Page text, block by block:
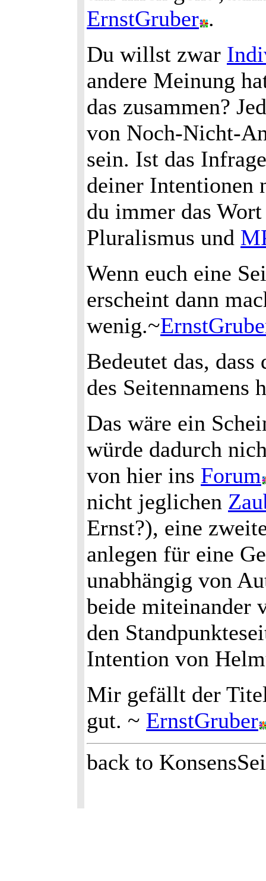
ErnstGruber .
Du willst zwar
andere Meinung
das zusammen?
von Noch-Nicht-
sein. Ist das
deiner Intentionen
du immer das
Pluralismus und
Wenn euch eine
erscheint dann
wenig.~
Bedeutet das,
des Seitennamens
Das wäre ein
würde dadurch
von hier ins Forum
nicht jeglichen
Ernst?), eine
anlegen für eine
unabhängig von
beide miteinander
den
Intention von
Mir gefällt der
gut. ~ ErnstGruber
back to